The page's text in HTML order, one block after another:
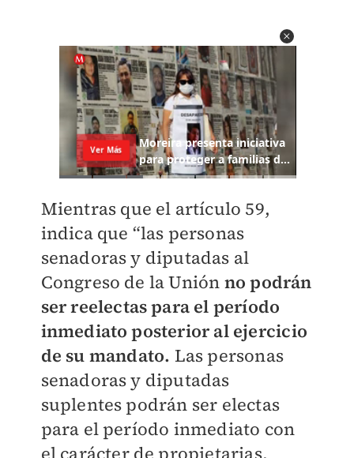
Mientras que el artículo 59,
indica que “las personas
senadoras y diputadas al
Congreso de la Unión no podrán
ser reelectas para el período
inmediato posterior al ejercicio
de su mandato. Las personas
senadoras y diputadas
suplentes podrán ser electas
para el período inmediato con